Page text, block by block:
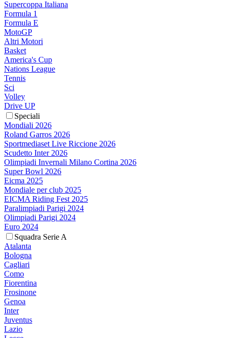
Supercoppa Italiana
Formula 1
Formula E
MotoGP
Altri Motori
Basket
America's Cup
Nations League
Tennis
Sci
Volley
Drive UP
Speciali
Mondiali 2026
Roland Garros 2026
Sportmediaset Live Riccione 2026
Scudetto Inter 2026
Olimpiadi Invernali Milano Cortina 2026
Super Bowl 2026
Eicma 2025
Mondiale per club 2025
EICMA Riding Fest 2025
Paralimpiadi Parigi 2024
Olimpiadi Parigi 2024
Euro 2024
Squadra Serie A
Atalanta
Bologna
Cagliari
Como
Fiorentina
Frosinone
Genoa
Inter
Juventus
Lazio